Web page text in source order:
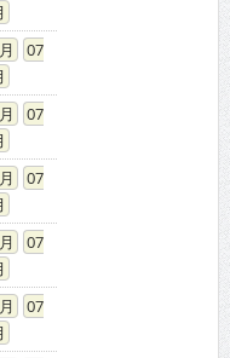
07
07
07
07
07